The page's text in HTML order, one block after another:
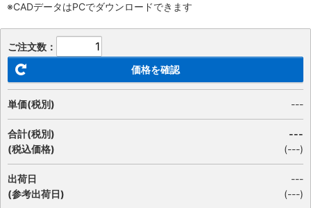
※CADデータはPCでダウンロードできます
ご注文数：
価格を確認
単価(税別) ---
合計(税別)
(税込価格)
---
(---)
出荷日
(参考出荷日)
---
(---)